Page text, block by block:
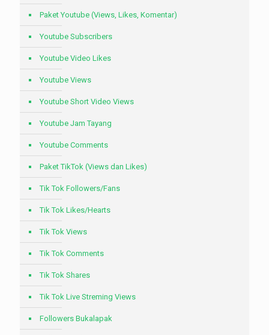
Paket Youtube (Views, Likes, Komentar)
Youtube Subscribers
Youtube Video Likes
Youtube Views
Youtube Short Video Views
Youtube Jam Tayang
Youtube Comments
Paket TikTok (Views dan Likes)
Tik Tok Followers/Fans
Tik Tok Likes/Hearts
Tik Tok Views
Tik Tok Comments
Tik Tok Shares
Tik Tok Live Streming Views
Followers Bukalapak